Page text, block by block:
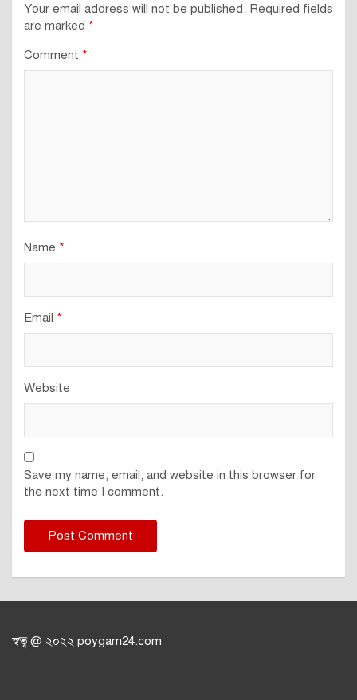
Your email address will not be published. Required fields
are marked *
Comment *
Name *
Email *
Website
Save my name, email, and website in this browser for
the next time I comment.
স্বত্ব @ ২০২২ poygam24.com